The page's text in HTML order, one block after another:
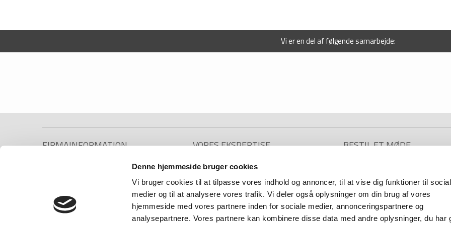
Denne hjemmeside bruger cookies
Vi bruger cookies til at tilpasse vores indhold og annoncer, til at vise dig funktioner til
medier og til at analysere vores trafik. Vi deler også oplysninger om din brug af vores
hjemmeside med vores partnere inden for sociale medier, annonceringspartnere og
analysepartnere. Vores partnere kan kombinere disse data med andre oplysninger, du har
Vi er en del af følgende samarbejde:
FIRMAINFORMATION
Vesterbrogade 33
VORES EKSPERTISE
Ejendomsadministration mv.
Erhvervsret
Bobehandling
Testamenter
Ægtepagter
BESTIL ET MØDE
advokater, hvis du har spørgsmål,
vide mere om, hvad vi kan hjælpe dig
Telefonen er i hverdage åben mellem
kl. 9.00 – 12.00